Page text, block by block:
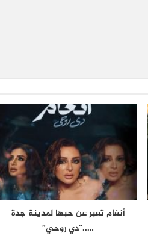
أنغام تعبر عن حبها لمدينة جدة
…..“دي روحي”